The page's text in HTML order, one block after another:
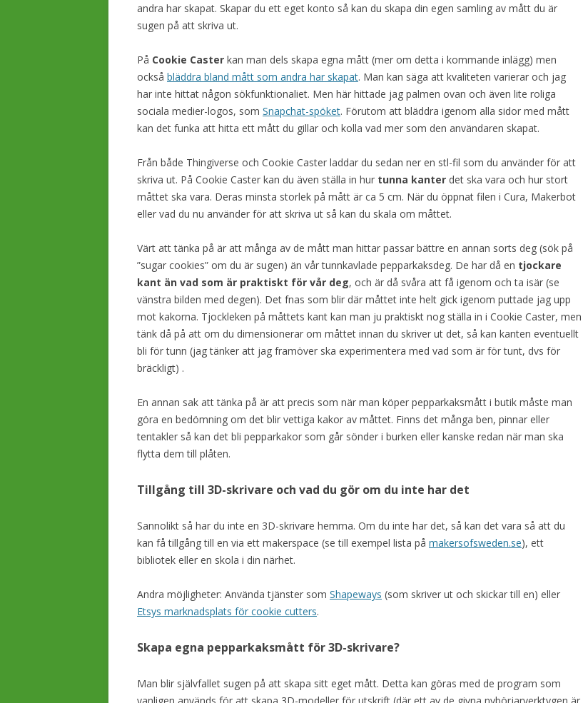
andra har skapat. Skapar du ett eget konto så kan du skapa din egen samling av mått du är
sugen på att skriva ut.
På Cookie Caster kan man dels skapa egna mått (mer om detta i kommande inlägg) men
också bläddra bland mått som andra har skapat. Man kan säga att kvaliteten varierar och jag
har inte hittat någon sökfunktionaliet. Men här hittade jag palmen ovan och även lite roliga
sociala medier-logos, som Snapchat-spöket. Förutom att bläddra igenom alla sidor med mått
kan det funka att hitta ett mått du gillar och kolla vad mer som den användaren skapat.
Från både Thingiverse och Cookie Caster laddar du sedan ner en stl-fil som du använder för att
skriva ut. På Cookie Caster kan du även ställa in hur tunna kanter det ska vara och hur stort
måttet ska vara. Deras minsta storlek på mått är ca 5 cm. När du öppnat filen i Cura, Makerbot
eller vad du nu använder för att skriva ut så kan du skala om måttet.
Värt att tänka på är att många av de mått man hittar passar bättre en annan sorts deg (sök på
”sugar cookies” om du är sugen) än vår tunnkavlade pepparkaksdeg. De har då en tjockare
kant än vad som är praktiskt för vår deg, och är då svåra att få igenom och ta isär (se
vänstra bilden med degen). Det fnas som blir där måttet inte helt gick igenom puttade jag upp
mot kakorna. Tjockleken på måttets kant kan man ju praktiskt nog ställa in i Cookie Caster, men
tänk då på att om du dimensionerar om måttet innan du skriver ut det, så kan kanten eventuellt
bli för tunn (jag tänker att jag framöver ska experimentera med vad som är för tunt, dvs för
bräckligt) .
En annan sak att tänka på är att precis som när man köper pepparkaksmått i butik måste man
göra en bedömning om det blir vettiga kakor av måttet. Finns det många ben, pinnar eller
tentakler så kan det bli pepparkakor som går sönder i burken eller kanske redan när man ska
flytta dem till plåten.
Tillgång till 3D-skrivare och vad du gör om du inte har det
Sannolikt så har du inte en 3D-skrivare hemma. Om du inte har det, så kan det vara så att du
kan få tillgång till en via ett makerspace (se till exempel lista på makersofsweden.se), ett
bibliotek eller en skola i din närhet.
Andra möjligheter: Använda tjänster som Shapeways (som skriver ut och skickar till en) eller
Etsys marknadsplats för cookie cutters.
Skapa egna pepparkaksmått för 3D-skrivare?
Man blir självfallet sugen på att skapa sitt eget mått. Detta kan göras med de program som